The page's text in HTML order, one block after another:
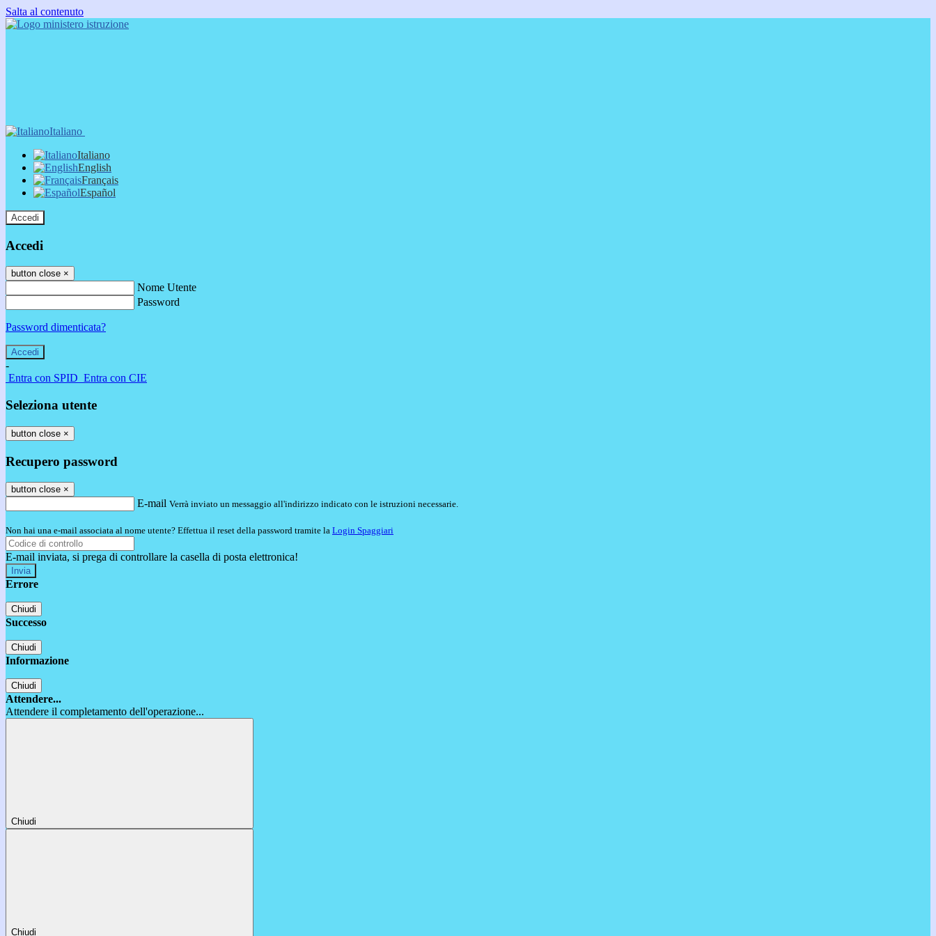
Salta al contenuto
Italiano
Italiano
English
Français
Español
Accedi
Accedi
button close ×
Nome Utente
Password
Password dimenticata?
-
Entra con SPID Entra con CIE
Seleziona utente
button close ×
Recupero password
button close ×
E-mail Verrà inviato un messaggio all'indirizzo indicato con le istruzioni necessarie.
Non hai una e-mail associata al nome utente? Effettua il reset della password tramite la Login Spaggiari
E-mail inviata, si prega di controllare la casella di posta elettronica!
Errore
Chiudi
Successo
Chiudi
Informazione
Chiudi
Attendere...
Attendere il completamento dell'operazione...
Chiudi
Chiudi